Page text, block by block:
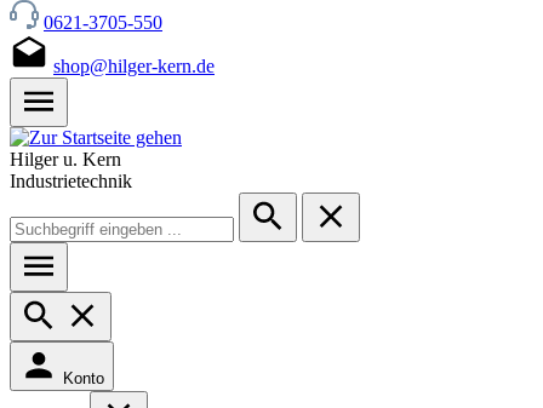
0621-3705-550
shop@hilger-kern.de
Hilger u. Kern
Industrietechnik
Konto